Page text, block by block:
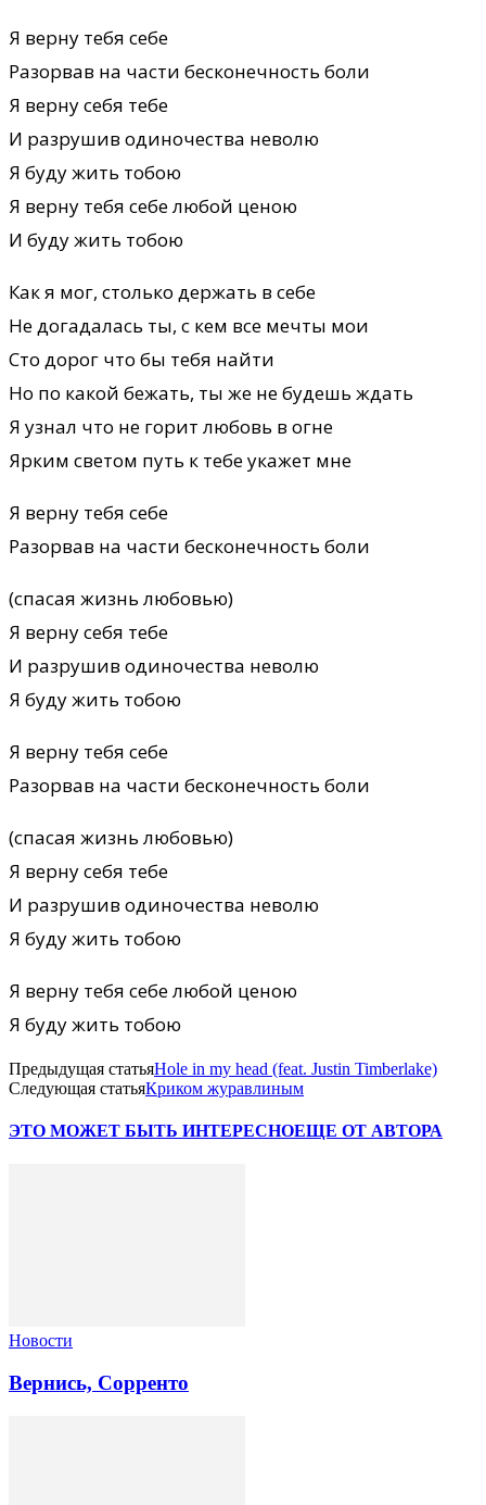
Я верну тебя себе
Разорвав на части бесконечность боли
Я верну себя тебе
И разрушив одиночества неволю
Я буду жить тобою
Я верну тебя себе любой ценою
И буду жить тобою
Как я мог, столько держать в себе
Не догадалась ты, с кем все мечты мои
Сто дорог что бы тебя найти
Но по какой бежать, ты же не будешь ждать
Я узнал что не горит любовь в огне
Ярким светом путь к тебе укажет мне
Я верну тебя себе
Разорвав на части бесконечность боли
(спасая жизнь любовью)
Я верну себя тебе
И разрушив одиночества неволю
Я буду жить тобою
Я верну тебя себе
Разорвав на части бесконечность боли
(спасая жизнь любовью)
Я верну себя тебе
И разрушив одиночества неволю
Я буду жить тобою
Я верну тебя себе любой ценою
Я буду жить тобою
Предыдущая статьяHole in my head (feat. Justin Timberlake)
Следующая статьяКриком журавлиным
ЭТО МОЖЕТ БЫТЬ ИНТЕРЕСНОЕЩЕ ОТ АВТОРА
Новости
Вернись, Сорренто